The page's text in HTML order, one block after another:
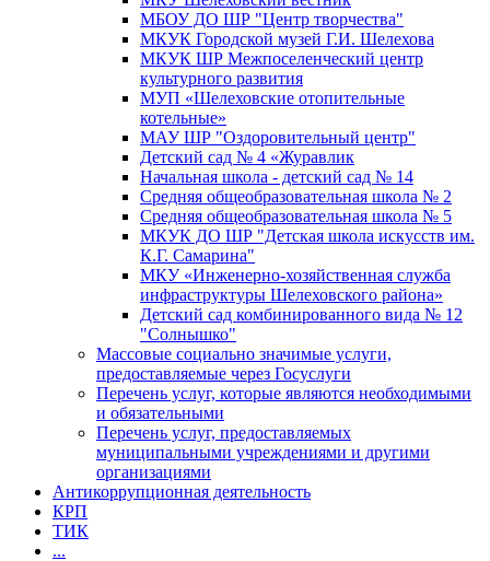
МБОУ ДО ШР "Центр творчества"
МКУК Городской музей Г.И. Шелехова
МКУК ШР Межпоселенческий центр
культурного развития
МУП «Шелеховские отопительные
котельные»
МАУ ШР "Оздоровительный центр"
Детский сад № 4 «Журавлик
Начальная школа - детский сад № 14
Средняя общеобразовательная школа № 2
Средняя общеобразовательная школа № 5
МКУК ДО ШР "Детская школа искусств им.
К.Г. Самарина"
МКУ «Инженерно-хозяйственная служба
инфраструктуры Шелеховского района»
Детский сад комбинированного вида № 12
"Солнышко"
Массовые социально значимые услуги,
предоставляемые через Госуслуги
Перечень услуг, которые являются необходимыми
и обязательными
Перечень услуг, предоставляемых
муниципальными учреждениями и другими
организациями
Антикоррупционная деятельность
КРП
ТИК
...